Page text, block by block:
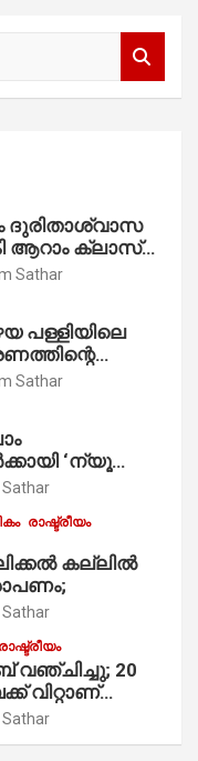
ദുരിതാശ്വാസ
ആറാം ക്ലാസ്
Sathar
പള്ളിയിലെ
കാൽനാട്ട്
Sathar
‘ന്യൂ
കാര്‍ഡ് സേവനം
Sathar
രാഷ്ട്രീയം
കല്ലിൽ
Sathar
രാഷ്ട്രീയം
വഞ്ചിച്ചു; 20
വിറ്റാണ്
Sathar